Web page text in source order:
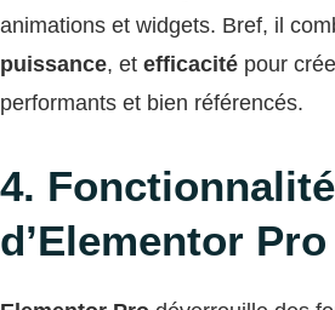
animations et widgets. Bref, il
puissance, et efficacité pour
performants et bien référencés.
4.
d’Elementor Pro